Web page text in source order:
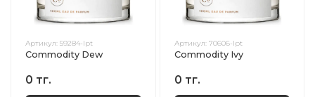
Артикул: 59284-lpt
Commodity Dew
0 тг.
Артикул: 70606-lpt
Commodity Ivy
0 тг.